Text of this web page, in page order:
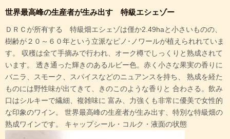
世界最高峰の生産者が生み出す 特級エシェゾー
ＤＲＣが所有する 特級畑エシェゾは僅か2.49haと小さいものの、
樹齢が２０～６０年という立派なピノ･ノワールが植えられれていま
す。 収穫は全て手摘みで行われ、オーク樽でしっくりと熟成されて
います。 透き通った輝きのあるルビー色。赤く小さな果実の香りに
バニラ、スモーク、スパイスなどのニュアンスを持ち、 熟成を経た
ものには野性味が出てきて、きのこのような香りと 合わさる。飲み
口はシルキーで繊細、複雑味に 富み、力強くも非常に優美で女性的
な印象のワイン。 世界最高峰の生産者が生み出す、特別な特級畑の
熟成ワインです。 キャップシール・コルク・液面の状態